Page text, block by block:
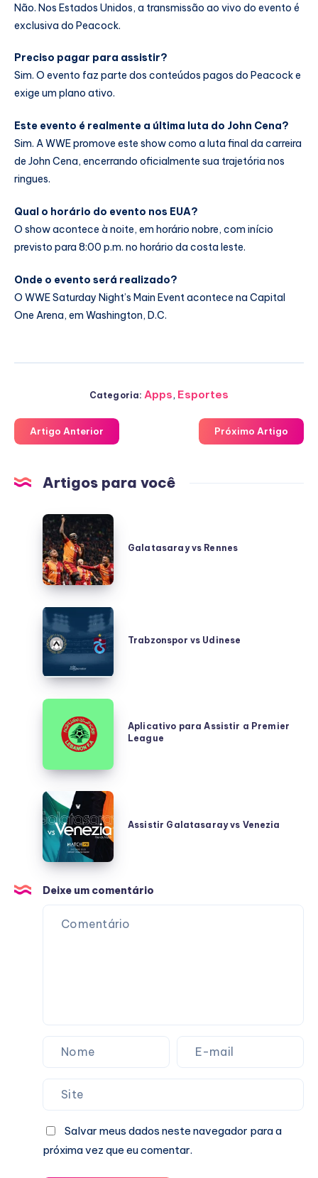
Não. Nos Estados Unidos, a transmissão ao vivo do evento é
exclusiva do Peacock.
Preciso pagar para assistir?
Sim. O evento faz parte dos conteúdos pagos do Peacock e
exige um plano ativo.
Este evento é realmente a última luta do John Cena?
Sim. A WWE promove este show como a luta final da carreira
de John Cena, encerrando oficialmente sua trajetória nos
ringues.
Qual o horário do evento nos EUA?
O show acontece à noite, em horário nobre, com início
previsto para 8:00 p.m. no horário da costa leste.
Onde o evento será realizado?
O WWE Saturday Night’s Main Event acontece na Capital
One Arena, em Washington, D.C.
Categoria: Apps, Esportes
Artigo Anterior Próximo Artigo
Artigos para você
Galatasaray
vs
Rennes
Galatasaray vs Rennes
Trabzonspor
vs
Udinese
Trabzonspor vs Udinese
Aplicativo
para
Assistir
Premier
League
Aplicativo para Assistir a Premier
League
Assistir
Galatasaray
vs
Venezia
Assistir Galatasaray vs Venezia
Deixe um comentário
Salvar meus dados neste navegador para a
próxima vez que eu comentar.